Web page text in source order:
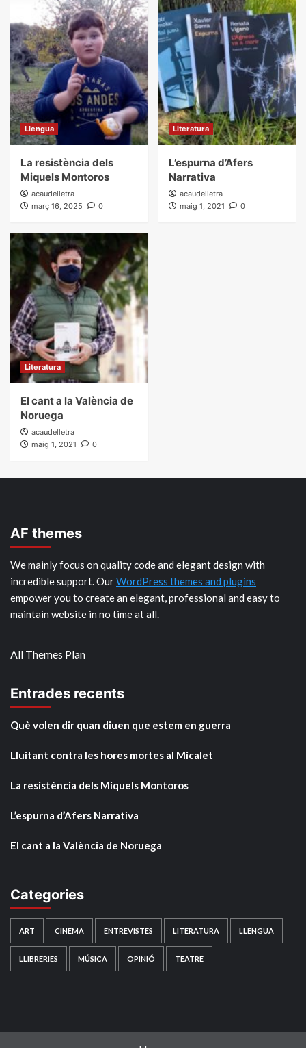
Llengua
La resistència dels
Miquels Montoros
acaudelletra
març 16, 2025
0
Literatura
L’espurna d’Afers
Narrativa
acaudelletra
maig 1, 2021
0
Literatura
El cant a la València de
Noruega
acaudelletra
maig 1, 2021
0
AF themes
We mainly focus on quality code and elegant design with
incredible support. OurWordPress themes and plugins
empower you to create an elegant, professional and easy to
maintain website in no time at all.
All Themes Plan
Entrades recents
Què volen dir quan diuen que estem en guerra
Lluitant contra les hores mortes al Micalet
La resistència dels Miquels Montoros
L’espurna d’Afers Narrativa
El cant a la València de Noruega
Categories
ART CINEMA ENTREVISTES LITERATURA LLENGUA
LLIBRERIES MÚSICA OPINIÓ TEATRE